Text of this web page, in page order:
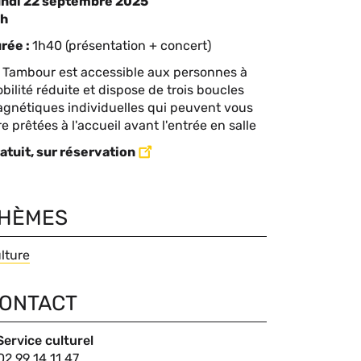
: 1h40 (présentation + concert)
Tambour est accessible aux personnes à
réduite et dispose de trois boucles
individuelles qui peuvent vous
prêtées à l'accueil avant l'entrée en salle
sur réservation
culturel